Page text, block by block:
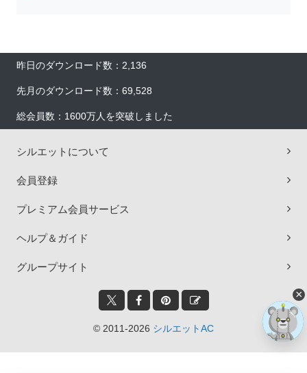
昨日のダウンロード数：2,136
先月のダウンロード数：69,528
総会員数：1600万人を突破しました
シルエットについて
会員登録
プレミアム会員サービス
ヘルプ＆ガイド
グループサイト
© 2011-2026 シルエットAC
×